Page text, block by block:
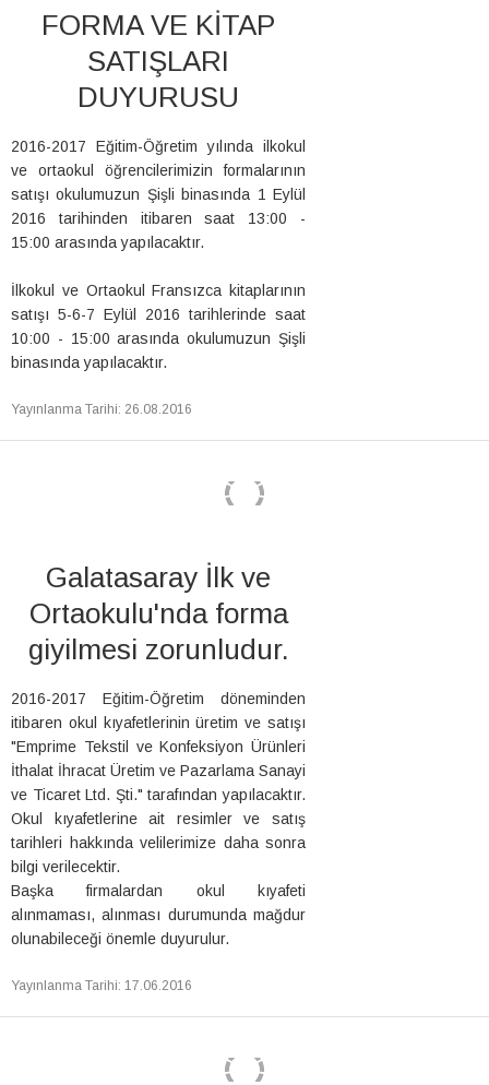
FORMA VE KİTAP
SATIŞLARI
DUYURUSU
2016-2017 Eğitim-Öğretim yılında ilkokul
ve ortaokul öğrencilerimizin formalarının
satışı okulumuzun Şişli binasında 1 Eylül
2016 tarihinden itibaren saat 13:00 -
15:00 arasında yapılacaktır.
İlkokul ve Ortaokul Fransızca kitaplarının
satışı 5-6-7 Eylül 2016 tarihlerinde saat
10:00 - 15:00 arasında okulumuzun Şişli
binasında yapılacaktır.
Yayınlanma Tarihi: 26.08.2016
Galatasaray İlk ve
Ortaokulu'nda forma
giyilmesi zorunludur.
2016-2017 Eğitim-Öğretim döneminden
itibaren okul kıyafetlerinin üretim ve satışı
"Emprime Tekstil ve Konfeksiyon Ürünleri
İthalat İhracat Üretim ve Pazarlama Sanayi
ve Ticaret Ltd. Şti." tarafından yapılacaktır.
Okul kıyafetlerine ait resimler ve satış
tarihleri hakkında velilerimize daha sonra
bilgi verilecektir.
Başka firmalardan okul kıyafeti
alınmaması, alınması durumunda mağdur
olunabileceği önemle duyurulur.
Yayınlanma Tarihi: 17.06.2016